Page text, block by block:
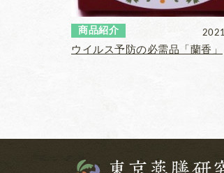
商品紹介
ウイルス予防の必需品「蘭香」